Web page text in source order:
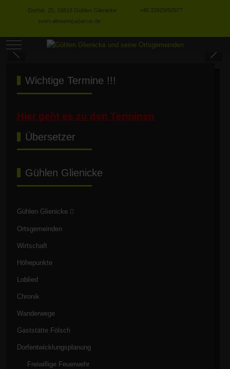
Dorfstr. 25, 16818 Gühlen Glienicke
+49 33929/50977
sven.altmann(at)arcor.de
Mobile Menu Toggle
Wichtige Termine !!!
Hier geht es zu den Terminen
Übersetzer
Gühlen Glienicke
Gühlen Glienicke
Ortsgemeinden
Wirtschaft
Höhepunkte
Loblied
Chronik
Wanderwege
Gaststätte Fölsch
Dorfentwicklungsplanung
Freiwillige Feuerwehr